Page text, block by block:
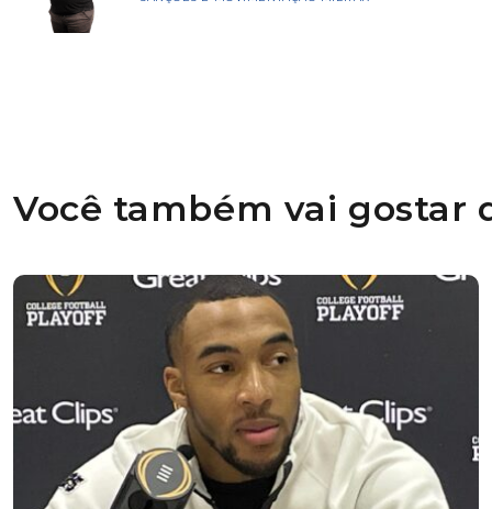
Você também vai gostar